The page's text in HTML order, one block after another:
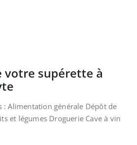
votre supérette à
: Alimentation générale Dépôt de
et légumes Droguerie Cave à vin